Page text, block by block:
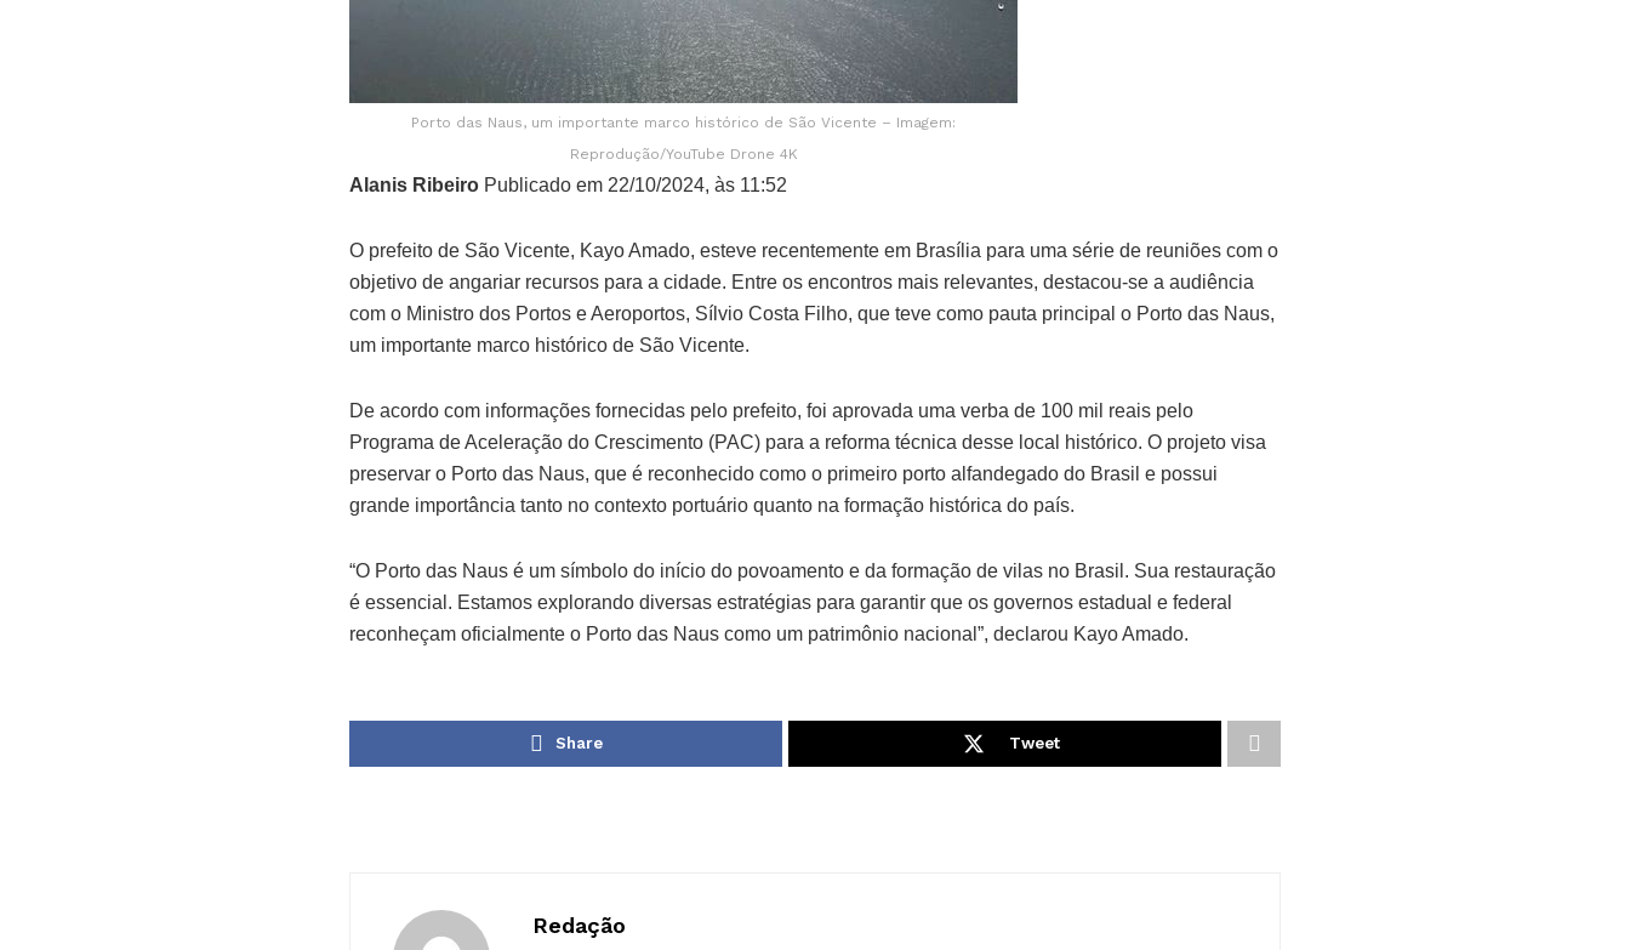
Porto das Naus, um importante marco histórico de São Vicente – Imagem:
Reprodução/YouTube Drone 4K
Alanis Ribeiro Publicado em 22/10/2024, às 11:52
O prefeito de São Vicente, Kayo Amado, esteve recentemente em Brasília para uma série de reuniões com o
objetivo de angariar recursos para a cidade. Entre os encontros mais relevantes, destacou-se a audiência
com o Ministro dos Portos e Aeroportos, Sílvio Costa Filho, que teve como pauta principal o Porto das Naus,
um importante marco histórico de São Vicente.
De acordo com informações fornecidas pelo prefeito, foi aprovada uma verba de 100 mil reais pelo
Programa de Aceleração do Crescimento (PAC) para a reforma técnica desse local histórico. O projeto visa
preservar o Porto das Naus, que é reconhecido como o primeiro porto alfandegado do Brasil e possui
grande importância tanto no contexto portuário quanto na formação histórica do país.
“O Porto das Naus é um símbolo do início do povoamento e da formação de vilas no Brasil. Sua restauração
é essencial. Estamos explorando diversas estratégias para garantir que os governos estadual e federal
reconheçam oficialmente o Porto das Naus como um patrimônio nacional”, declarou Kayo Amado.
Share Tweet
Redação